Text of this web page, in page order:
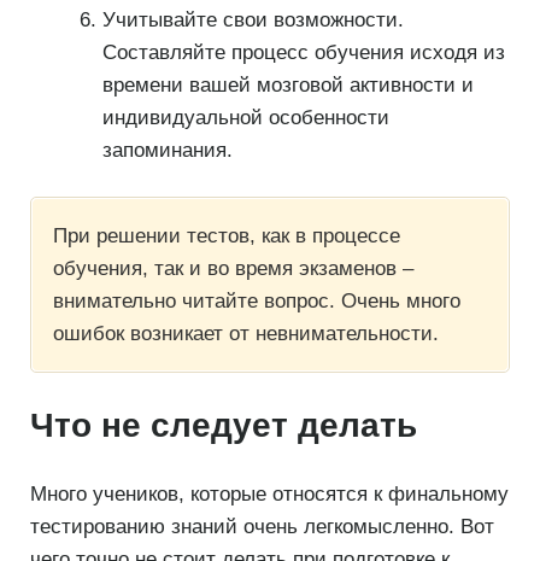
Учитывайте свои возможности.
Составляйте процесс обучения исходя из
времени вашей мозговой активности и
индивидуальной особенности
запоминания.
При решении тестов, как в процессе
обучения, так и во время экзаменов –
внимательно читайте вопрос. Очень много
ошибок возникает от невнимательности.
Что не следует делать
Много учеников, которые относятся к финальному
тестированию знаний очень легкомысленно. Вот